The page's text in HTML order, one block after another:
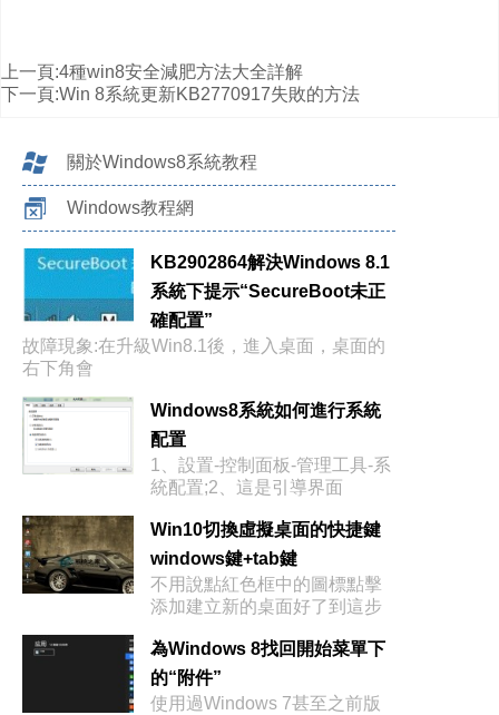
上一頁:4種win8安全減肥方法大全詳解
下一頁:Win 8系統更新KB2770917失敗的方法
關於Windows8系統教程
Windows教程網
KB2902864解決Windows 8.1
系統下提示“SecureBoot未正
確配置”
故障現象:在升級Win8.1後，進入桌面，桌面的
右下角會
Windows8系統如何進行系統
配置
1、設置-控制面板-管理工具-系
統配置;2、這是引導界面
Win10切換虛擬桌面的快捷鍵
windows鍵+tab鍵
不用說點紅色框中的圖標點擊
添加建立新的桌面好了到這步
為Windows 8找回開始菜單下
的“附件”
使用過Windows 7甚至之前版